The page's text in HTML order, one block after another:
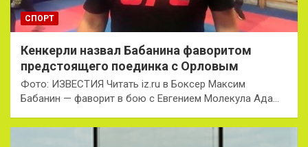
СПОРТ
Кенкерли назвал Бабанина фаворитом
предстоящего поединка с Орловым
Фото: ИЗВЕСТИЯ Читать iz.ru в Боксер Максим
Бабанин — фаворит в бою с Евгением Молекула Ада…